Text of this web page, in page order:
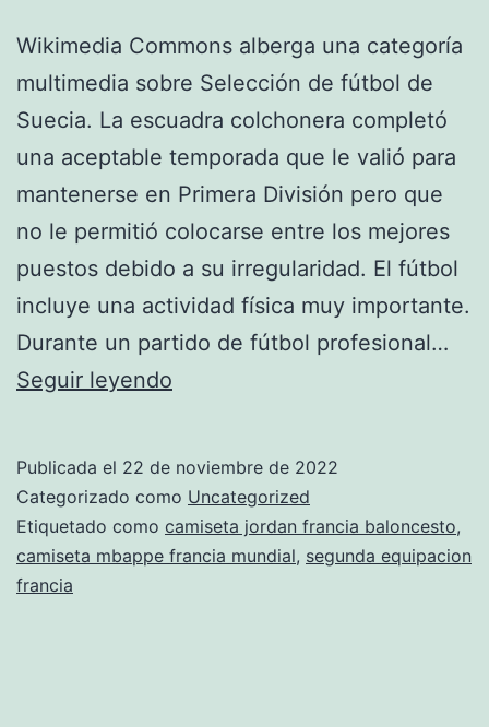
Wikimedia Commons alberga una categoría
multimedia sobre Selección de fútbol de
Suecia. La escuadra colchonera completó
una aceptable temporada que le valió para
mantenerse en Primera División pero que
no le permitió colocarse entre los mejores
puestos debido a su irregularidad. El fútbol
incluye una actividad física muy importante.
Durante un partido de fútbol profesional…
Seguir leyendo
correos
a
francia
Publicada el 22 de noviembre de 2022
Categorizado como Uncategorized
Etiquetado como camiseta jordan francia baloncesto,
camiseta mbappe francia mundial, segunda equipacion
francia